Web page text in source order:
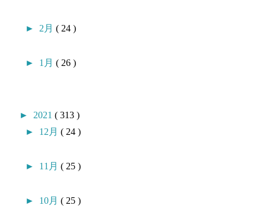
► 2月( 24 )
► 1月( 26 )
► 2021( 313 )
► 12月( 24 )
► 11月( 25 )
► 10月( 25 )